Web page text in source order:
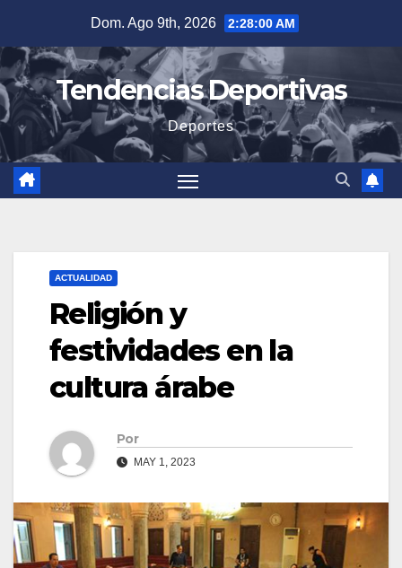
contenido
Dom. Ago 9th, 2026 2:28:02 AM
Tendencias Deportivas
Deportes
ACTUALIDAD
Religión y
festividades en la
cultura árabe
Por
MAY 1, 2023